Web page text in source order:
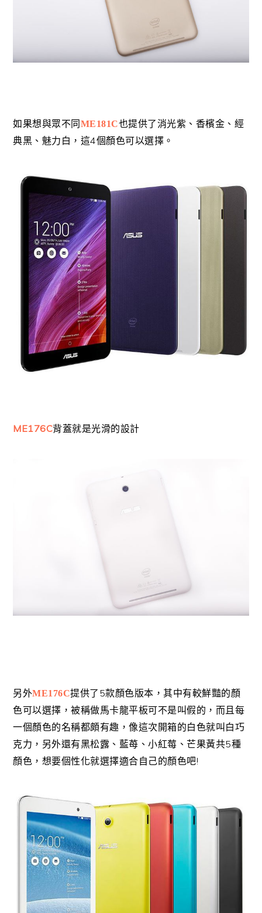
如果想與眾不同 ME181C也提供了消光紫、香檳金、經
典黑、魅力白，這4個顏色可以選擇。
ME176C背蓋就是光滑的設計
另外ME176C提供了 5款顏色版本，其中有較鮮豔的顏
色可以選擇，被稱做馬卡龍平板可不是叫假的，而且每
一個顏色的名稱都頗有趣，像這次開箱的白色就叫白巧
克力，另外還有黑松露、藍苺、小紅莓、芒果黃共5種
顏色，想要個性化就選擇適合自己的顏色吧!